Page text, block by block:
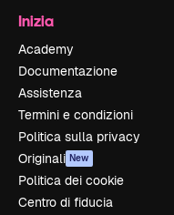
Inizia
Academy
Documentazione
Assistenza
Termini e condizioni
Politica sulla privacy
Originali New
Politica dei cookie
Centro di fiducia